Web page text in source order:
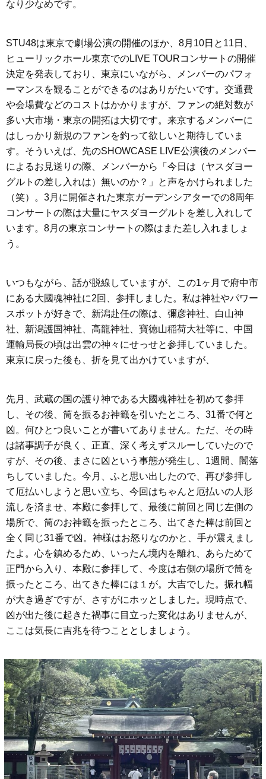
なり少なめです。
STU48は東京で劇場公演の開催のほか、8月10日と11日、
ヒューリックホール東京でのLIVE TOURコンサートの開催
決定を発表しており、東京にいながら、メンバーのパフォ
ーマンスを観ることができるのはありがたいです。交通費
や会場費などのコストはかかりますが、ファンの絶対数が
多い大市場・東京の開拓は大切です。来京するメンバーに
はしっかり新規のファンを釣って欲しいと期待していま
す。そういえば、先のSHOWCASE LIVE公演後のメンバー
によるお見送りの際、メンバーから「今日は（ヤスダヨー
グルトの差し入れは）無いのか？」と声をかけられました
（笑）。3月に開催された東京ガーデンシアターでの8周年
コンサートの際は大量にヤスダヨーグルトを差し入れして
います。8月の東京コンサートの際はまた差し入れましょ
う。
いつもながら、話が脱線していますが、この1ヶ月で府中市
にある大國魂神社に2回、参拝しました。私は神社やパワー
スポットが好きで、新潟赴任の際は、彌彦神社、白山神
社、新潟護国神社、高龍神社、寶徳山稲荷大社等に、中国
運輸局長の頃は出雲の神々にせっせと参拝していました。
東京に戻った後も、折を見て出かけていますが、
先月、武蔵の国の護り神である大國魂神社を初めて参拝
し、その後、筒を振るお神籤を引いたところ、31番で何と
凶。何ひとつ良いことが書いてありません。ただ、その時
は諸事調子が良く、正直、深く考えずスルーしていたので
すが、その後、まさに凶という事態が発生し、1週間、闇落
ちしていました。今月、ふと思い出したので、再び参拝し
て厄払いしようと思い立ち、今回はちゃんと厄払いの人形
流しを済ませ、本殿に参拝して、最後に前回と同じ左側の
場所で、筒のお神籤を振ったところ、出てきた棒は前回と
全く同じ31番で凶。神様はお怒りなのかと、手が震えまし
たよ。心を鎮めるため、いったん境内を離れ、あらためて
正門から入り、本殿に参拝して、今度は右側の場所で筒を
振ったところ、出てきた棒には１が。大吉でした。振れ幅
が大き過ぎですが、さすがにホッとしました。現時点で、
凶が出た後に起きた禍事に目立った変化はありませんが、
ここは気長に吉兆を待つこととしましょう。